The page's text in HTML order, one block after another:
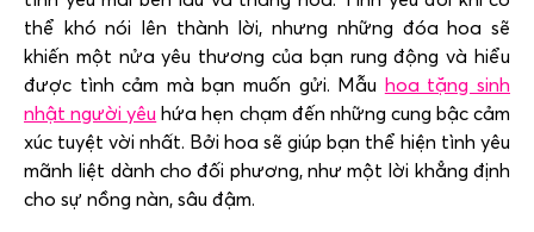
thể khó nói lên thành lời, nhưng những đóa hoa sẽ
khiến một nửa yêu thương của bạn rung động và hiểu
được tình cảm mà bạn muốn gửi. Mẫu hoa tặng sinh
nhật người yêu hứa hẹn chạm đến những cung bậc cảm
xúc tuyệt vời nhất. Bởi hoa sẽ giúp bạn thể hiện tình yêu
mãnh liệt dành cho đối phương, như một lời khẳng định
cho sự nồng nàn, sâu đậm.